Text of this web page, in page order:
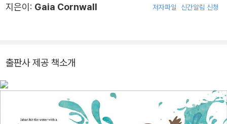
지은이: Gaia Cornwall 저자파일 신간알림 신청
출판사 제공 책소개